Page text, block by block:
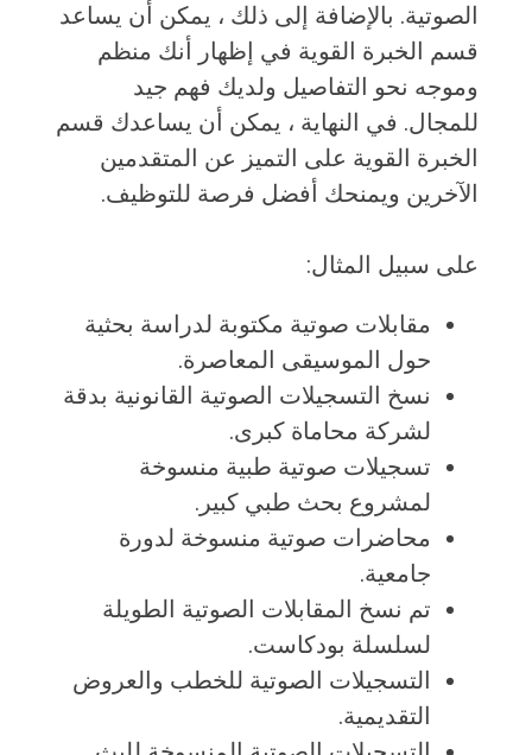
الصوتية. بالإضافة إلى ذلك ، يمكن أن يساعد
قسم الخبرة القوية في إظهار أنك منظم
وموجه نحو التفاصيل ولديك فهم جيد
للمجال. في النهاية ، يمكن أن يساعدك قسم
الخبرة القوية على التميز عن المتقدمين
الآخرين ويمنحك أفضل فرصة للتوظيف.
على سبيل المثال:
مقابلات صوتية مكتوبة لدراسة بحثية
حول الموسيقى المعاصرة.
نسخ التسجيلات الصوتية القانونية بدقة
لشركة محاماة كبرى.
تسجيلات صوتية طبية منسوخة
لمشروع بحث طبي كبير.
محاضرات صوتية منسوخة لدورة
جامعية.
تم نسخ المقابلات الصوتية الطويلة
لسلسلة بودكاست.
التسجيلات الصوتية للخطب والعروض
التقديمية.